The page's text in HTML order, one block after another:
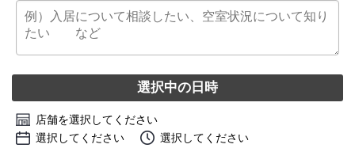
選択中の日時
店舗を選択してください
選択してください
選択してください